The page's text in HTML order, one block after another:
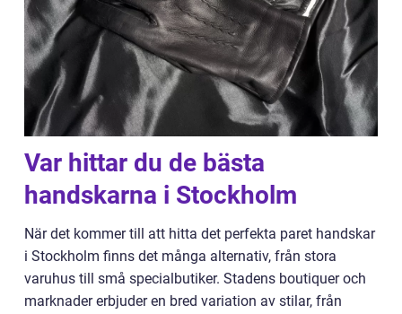
Var hittar du de bästa
handskarna i Stockholm
När det kommer till att hitta det perfekta paret handskar
i Stockholm finns det många alternativ, från stora
varuhus till små specialbutiker. Stadens boutiquer och
marknader erbjuder en bred variation av stilar, från